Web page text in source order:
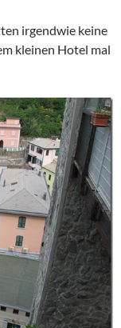
irgendwie keine
kleinen Hotel mal